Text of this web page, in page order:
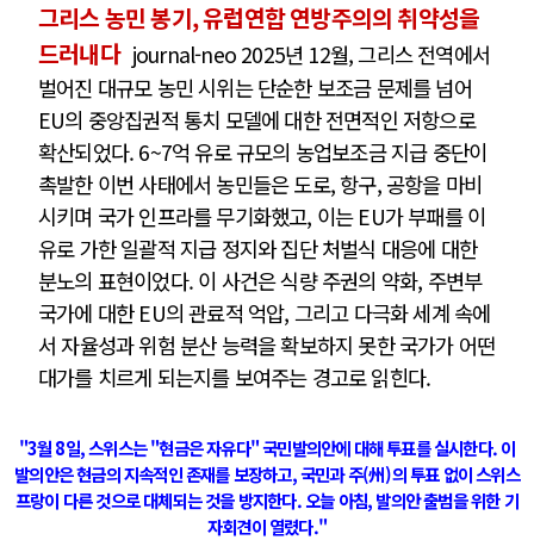
그리스 농민 봉기, 유럽연합 연방주의의 취약성을
드러내다 journal-neo 2025년 12월, 그리스 전역에서
벌어진 대규모 농민 시위는 단순한 보조금 문제를 넘어
EU의 중앙집권적 통치 모델에 대한 전면적인 저항으로
확산되었다. 6~7억 유로 규모의 농업보조금 지급 중단이
촉발한 이번 사태에서 농민들은 도로, 항구, 공항을 마비
시키며 국가 인프라를 무기화했고, 이는 EU가 부패를 이
유로 가한 일괄적 지급 정지와 집단 처벌식 대응에 대한
분노의 표현이었다. 이 사건은 식량 주권의 약화, 주변부
국가에 대한 EU의 관료적 억압, 그리고 다극화 세계 속에
서 자율성과 위험 분산 능력을 확보하지 못한 국가가 어떤
대가를 치르게 되는지를 보여주는 경고로 읽힌다.
"3월 8일, 스위스는 "현금은 자유다" 국민발의안에 대해 투표를 실시한다. 이
발의안은 현금의 지속적인 존재를 보장하고, 국민과 주(州)의 투표 없이 스위스
프랑이 다른 것으로 대체되는 것을 방지한다. 오늘 아침, 발의안 출범을 위한 기
자회견이 열렸다."